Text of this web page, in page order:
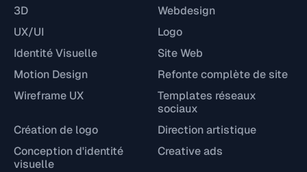
3D
Webdesign
UX/UI
Logo
Identité Visuelle
Site Web
Motion Design
Refonte complète de site
Wireframe UX
Templates réseaux
sociaux
Création de logo
Direction artistique
Conception d'identité
visuelle
Creative ads